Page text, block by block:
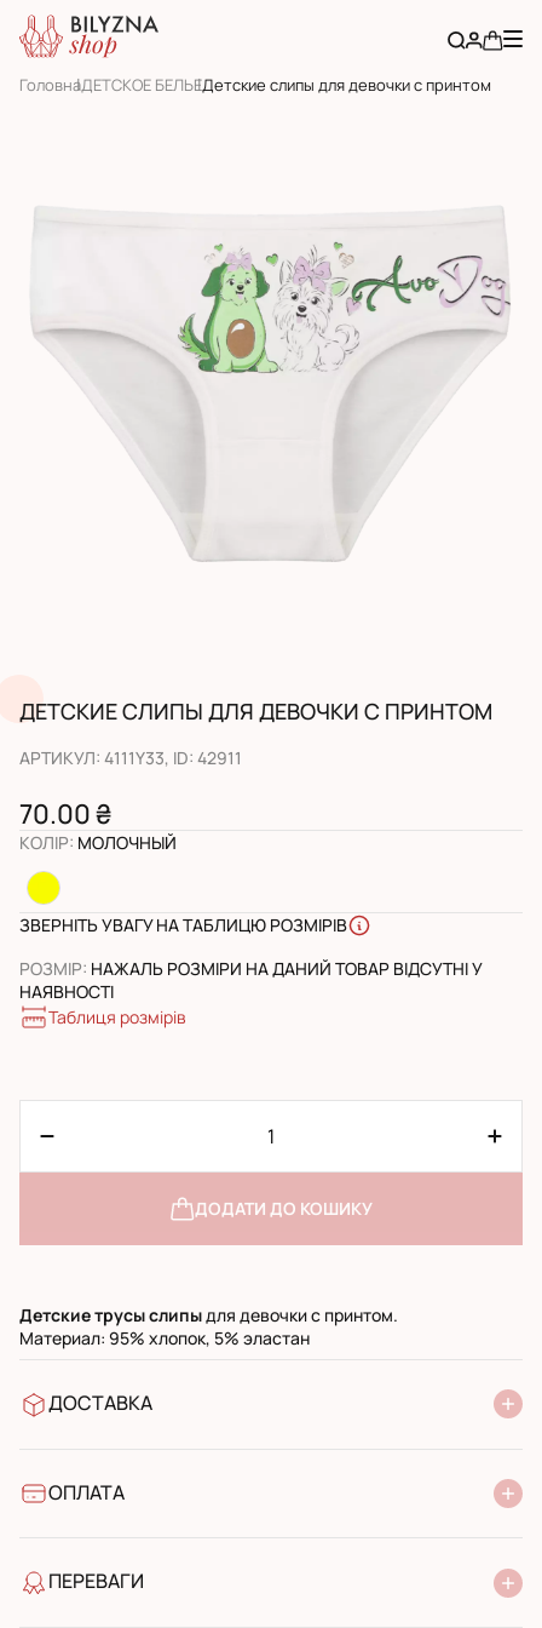
ГоловнаДЕТСКОЕ БЕЛЬЕДетские слипы для девочки с принтом
ДЕТСКИЕ СЛИПЫ ДЛЯ ДЕВОЧКИ С ПРИНТОМ
АРТИКУЛ: 4111Y33, ID: 42911
70.00 ₴
КОЛІР: МОЛОЧНЫЙ
ЗВЕРНІТЬ УВАГУ НА ТАБЛИЦЮ РОЗМІРІВ
РОЗМІР: НАЖАЛЬ РОЗМІРИ НА ДАНИЙ ТОВАР ВІДСУТНІ У
НАЯВНОСТІ
Таблиця розмірів
ДОДАТИ ДО КОШИКУ
Детские трусы слипыдля девочки с принтом.
Материал: 95% хлопок, 5% эластан
ДОСТАВКА
УкрПошта стандарт
ОПЛАТА
Банківський переказ
ПЕРЕВАГИ